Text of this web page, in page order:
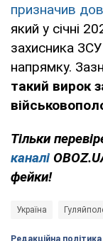
призначив
який у січні
захисника
напрямку.
такий вирок
Тільки
каналі
фейки!
Україна
Редакційна політика